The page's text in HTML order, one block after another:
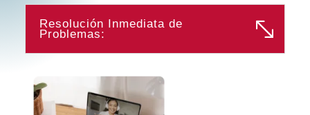
Resolución Inmediata de
Problemas: